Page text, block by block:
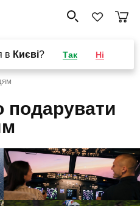
в Києві? Так Ні
подарувати